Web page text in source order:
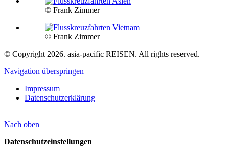
© Frank Zimmer
© Frank Zimmer
© Copyright 2026. asia-pacific REISEN. All rights reserved.
Navigation überspringen
Impressum
Datenschutzerklärung
Nach oben
Datenschutzeinstellungen